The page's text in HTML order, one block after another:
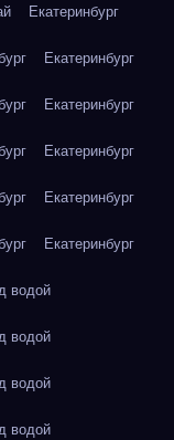
Екатеринбург
Екатеринбург
Екатеринбург
Екатеринбург
Екатеринбург
Екатеринбург
водой
водой
водой
водой